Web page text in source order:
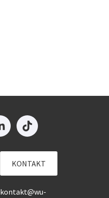
KONTAKT
kontakt@wu-